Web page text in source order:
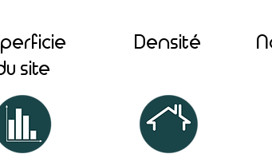
site
Densité